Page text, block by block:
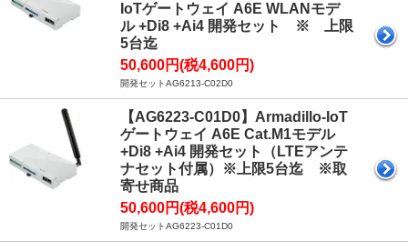
IoTゲートウェイ A6E WLANモデ
ル +Di8 +Ai4 開発セット ※ 上限
5台迄
50,600円(税4,600円)
開発セットAG6213-C02D0
【AG6223-C01D0】Armadillo-IoT
ゲートウェイ A6E Cat.M1モデル
+Di8 +Ai4 開発セット（LTEアンテ
ナセット付属）※上限5台迄 ※取
寄せ商品
50,600円(税4,600円)
開発セットAG6223-C01D0